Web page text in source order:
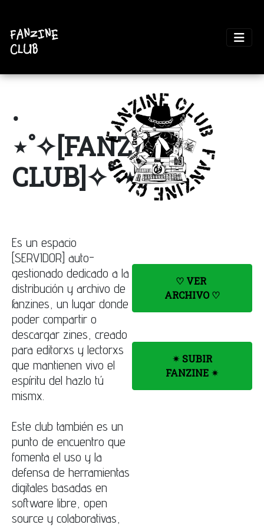
‧
⋆˚✧[FANZINE
CLUB]✧˚‧⋆｡˚
Es un espacio
[SERVIDOR] auto-
gestionado dedicado a la
distribución y archivo de
fanzines, un lugar donde
poder compartir o
descargar zines, creado
para editorxs y lectorxs
que mantienen vivo el
espíritu del hazlo tú
mismx.
Este club también es un
punto de encuentro que
fomenta el uso y la
defensa de herramientas
digitales basadas en
software libre, open
source y colaborativas,
♡ VER
ARCHIVO♡
✴︎ SUBIR
FANZINE ✴︎